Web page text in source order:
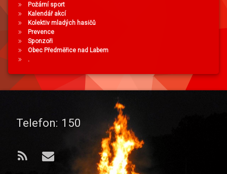
Požární sport
Kalendář akcí
Kolektiv mladých hasičů
Prevence
Sponzoři
Obec Předměřice nad Labem
.
Telefon: 150
RSS E-mail